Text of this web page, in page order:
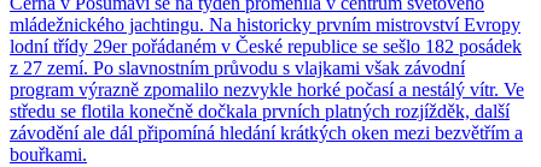
mládežnického jachtingu. Na historicky prvním mistrovství Evropy
lodní třídy 29er pořádaném v České republice se sešlo 182 posádek
z 27 zemí. Po slavnostním průvodu s vlajkami však závodní
program výrazně zpomalilo nezvykle horké počasí a nestálý vítr. Ve
středu se flotila konečně dočkala prvních platných rozjížděk, další
závodění ale dál připomíná hledání krátkých oken mezi bezvětřím a
bouřkami.